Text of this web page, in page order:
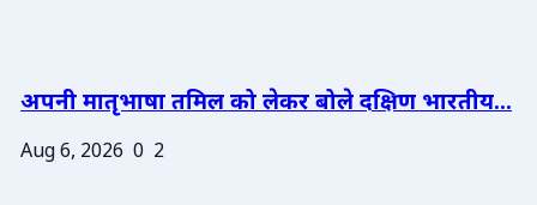
अपनी मातृभाषा तमिल को लेकर बोले दक्षिण भारतीय...
Aug 6, 2026 0 2